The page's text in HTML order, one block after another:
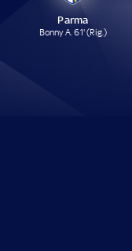
Parma
Bonny A. 61' (Rig.)